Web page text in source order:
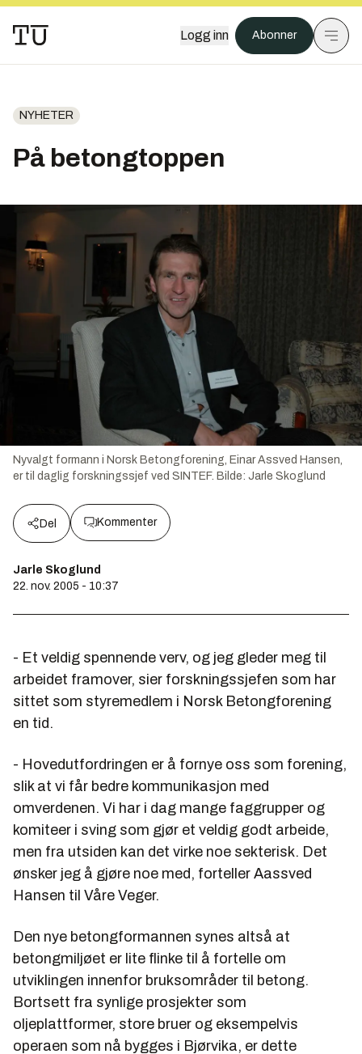
Logg inn Abonner
NYHETER
På betongtoppen
Nyvalgt formann i Norsk Betongforening, Einar Assved Hansen,
er til daglig forskningssjef ved SINTEF. Bilde: Jarle Skoglund
Del Kommenter
Jarle Skoglund
22. nov. 2005 - 10:37
- Et veldig spennende verv, og jeg gleder meg til
arbeidet framover, sier forskningssjefen som har
sittet som styremedlem i Norsk Betongforening
en tid.
- Hovedutfordringen er å fornye oss som forening,
slik at vi får bedre kommunikasjon med
omverdenen. Vi har i dag mange faggrupper og
komiteer i sving som gjør et veldig godt arbeide,
men fra utsiden kan det virke noe sekterisk. Det
ønsker jeg å gjøre noe med, forteller Aassved
Hansen til Våre Veger.
Den nye betongformannen synes altså at
betongmiljøet er lite flinke til å fortelle om
utviklingen innenfor bruksområder til betong.
Bortsett fra synlige prosjekter som
oljeplattformer, store bruer og eksempelvis
operaen som nå bygges i Bjørvika, er dette